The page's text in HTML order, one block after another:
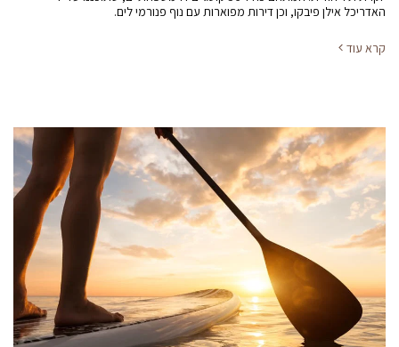
האדריכל אילן פיבקו, וכן דירות מפוארות עם נוף פנורמי לים.
קרא עוד